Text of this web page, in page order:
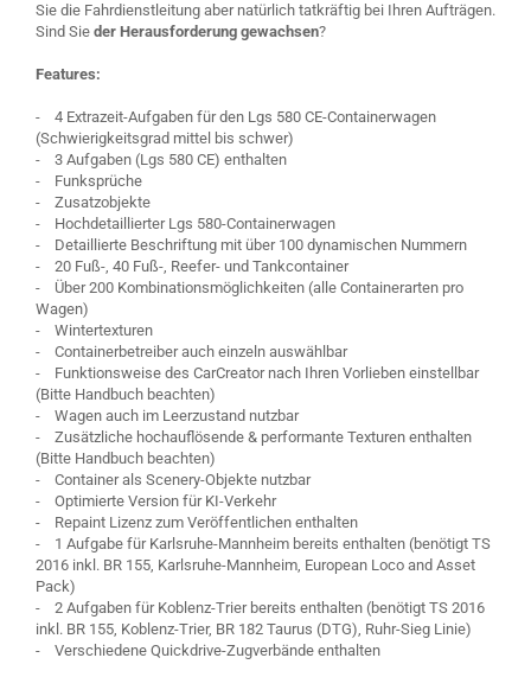
Sie die Fahrdienstleitung aber natürlich tatkräftig bei Ihren Aufträgen.
Sind Sie der Herausforderung gewachsen?
Features:
- 4 Extrazeit-Aufgaben für den Lgs 580 CE-Containerwagen
(Schwierigkeitsgrad mittel bis schwer)
- 3 Aufgaben (Lgs 580 CE) enthalten
- Funksprüche
- Zusatzobjekte
- Hochdetaillierter Lgs 580-Containerwagen
- Detaillierte Beschriftung mit über 100 dynamischen Nummern
- 20 Fuß-, 40 Fuß-, Reefer- und Tankcontainer
- Über 200 Kombinationsmöglichkeiten (alle Containerarten pro
Wagen)
- Wintertexturen
- Containerbetreiber auch einzeln auswählbar
- Funktionsweise des CarCreator nach Ihren Vorlieben einstellbar
(Bitte Handbuch beachten)
- Wagen auch im Leerzustand nutzbar
- Zusätzliche hochauflösende & performante Texturen enthalten
(Bitte Handbuch beachten)
- Container als Scenery-Objekte nutzbar
- Optimierte Version für KI-Verkehr
- Repaint Lizenz zum Veröffentlichen enthalten
- 1 Aufgabe für Karlsruhe-Mannheim bereits enthalten (benötigt TS
2016 inkl. BR 155, Karlsruhe-Mannheim, European Loco and Asset
Pack)
- 2 Aufgaben für Koblenz-Trier bereits enthalten (benötigt TS 2016
inkl. BR 155, Koblenz-Trier, BR 182 Taurus (DTG), Ruhr-Sieg Linie)
- Verschiedene Quickdrive-Zugverbände enthalten